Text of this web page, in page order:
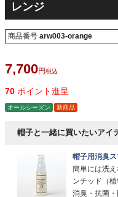
レンジ
商品番号 arw003-orange
7,700 税込
70 ポイント進呈
オールシーズン 新商品
帽子と一緒に買いたいアイ
帽子用消臭
簡単には洗
ンチッド（
消臭・抗菌・